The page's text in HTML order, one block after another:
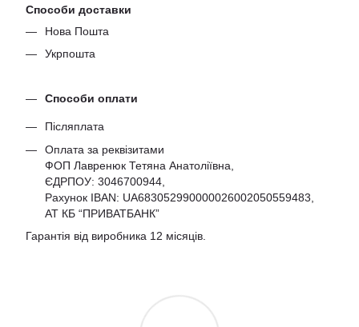
Способи доставки
Нова Пошта
Укрпошта
Способи оплати
Післяплата
Оплата за реквізитами
ФОП Лавренюк Тетяна Анатоліївна,
ЄДРПОУ: 3046700944
Рахунок IBAN: UA683052990000026002050559483,
АТ КБ “ПРИВАТБАНК”
Гарантія від виробника 12 місяців.